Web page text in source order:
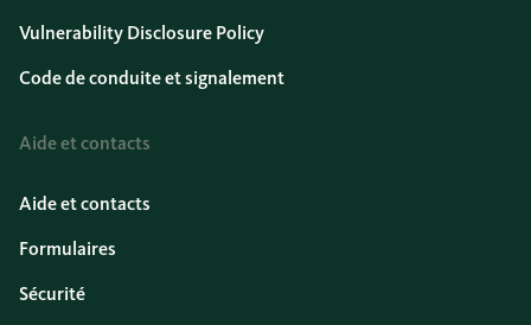
Vulnerability Disclosure Policy
Code de conduite et signalement
Aide et contacts
Aide et contacts
Formulaires
Sécurité